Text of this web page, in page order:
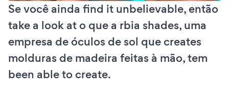
Se você ainda find it unbelievable, então
take a look at o que a rbia shades, uma
empresa de óculos de sol que creates
molduras de madeira feitas à mão, tem
been able to create.